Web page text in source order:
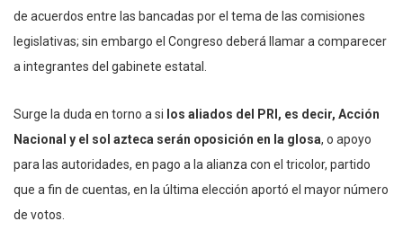
de acuerdos entre las bancadas por el tema de las comisiones
legislativas; sin embargo el Congreso deberá llamar a comparecer
a integrantes del gabinete estatal.
Surge la duda en torno a si los aliados del PRI, es decir, Acción
Nacional y el sol azteca serán oposición en la glosa, o apoyo
para las autoridades, en pago a la alianza con el tricolor, partido
que a fin de cuentas, en la última elección aportó el mayor número
de votos.